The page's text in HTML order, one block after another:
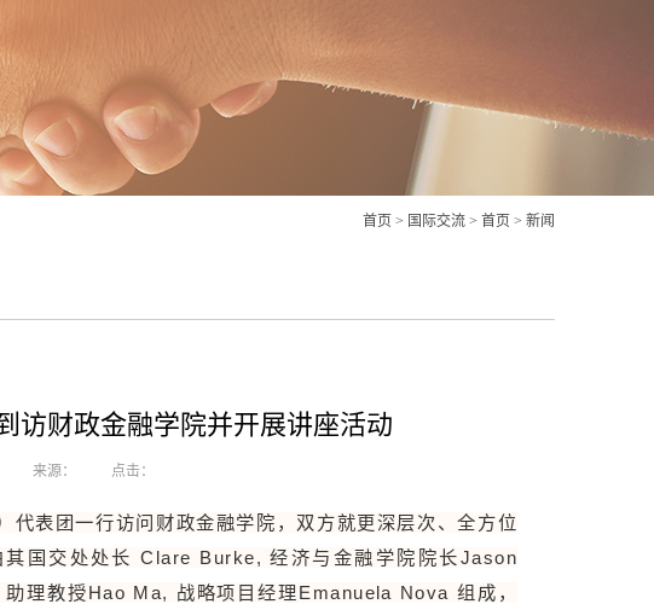
首页 > 国际交流 > 首页 > 新闻
访财政金融学院并开展讲座活动
来源： 点击：
代表团一行访问财政金融学院，双方就更深层次、全方位
国交处处长 Clare Burke, 经济与金融学院院长Jason
理教授Hao Ma, 战略项目经理Emanuela Nova 组成，